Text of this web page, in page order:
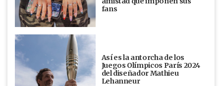
fans
Así es la antorcha de los
Juegos Olímpicos París 2024
del diseñador Mathieu
Lehanneur